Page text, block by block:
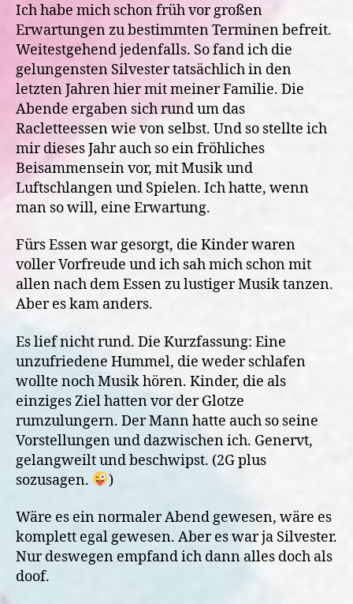
Ich habe mich schon früh vor großen
Erwartungen zu bestimmten Terminen befreit.
Weitestgehend jedenfalls. So fand ich die
gelungensten Silvester tatsächlich in den
letzten Jahren hier mit meiner Familie. Die
Abende ergaben sich rund um das
Racletteessen wie von selbst. Und so stellte ich
mir dieses Jahr auch so ein fröhliches
Beisammensein vor, mit Musik und
Luftschlangen und Spielen. Ich hatte, wenn
man so will, eine Erwartung.
Fürs Essen war gesorgt, die Kinder waren
voller Vorfreude und ich sah mich schon mit
allen nach dem Essen zu lustiger Musik tanzen.
Aber es kam anders.
Es lief nicht rund. Die Kurzfassung: Eine
unzufriedene Hummel, die weder schlafen
wollte noch Musik hören. Kinder, die als
einziges Ziel hatten vor der Glotze
rumzulungern. Der Mann hatte auch so seine
Vorstellungen und dazwischen ich. Genervt,
gelangweilt und beschwipst. (2G plus
sozusagen.
)
Wäre es ein normaler Abend gewesen, wäre es
komplett egal gewesen. Aber es war ja Silvester.
Nur deswegen empfand ich dann alles doch als
doof.